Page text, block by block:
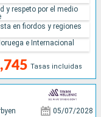
Tasas incluidas
y respeto por el medio
en fiordos y regiones
e Internacional
05/07/2028